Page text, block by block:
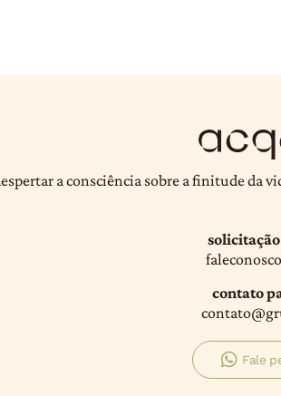
a consciência sobre a finitude da
contato
Fale